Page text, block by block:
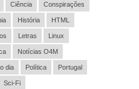
Ciência Conspirações
História HTML
Letras Linux
Notícias O4M
dia Política Portugal
Sci-Fi